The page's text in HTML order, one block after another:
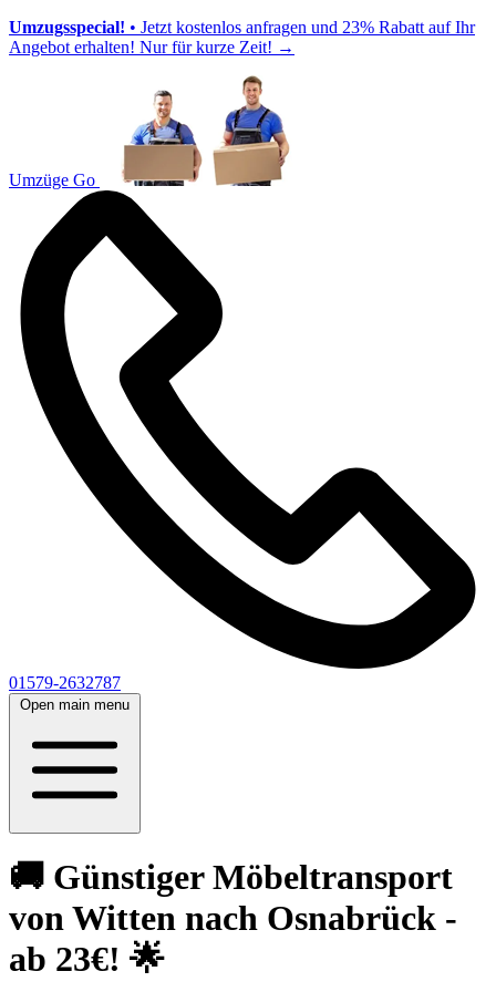
Umzugsspecial! • Jetzt kostenlos anfragen und 23% Rabatt auf Ihr
Angebot erhalten! Nur für kurze Zeit! →
Umzüge Go
01579-2632787
Open main menu
🚚 Günstiger Möbeltransport
von Witten nach Osnabrück -
ab 23€! 🌟